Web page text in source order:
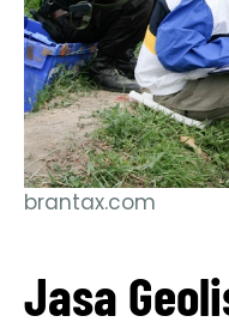
brantax.com
Jasa